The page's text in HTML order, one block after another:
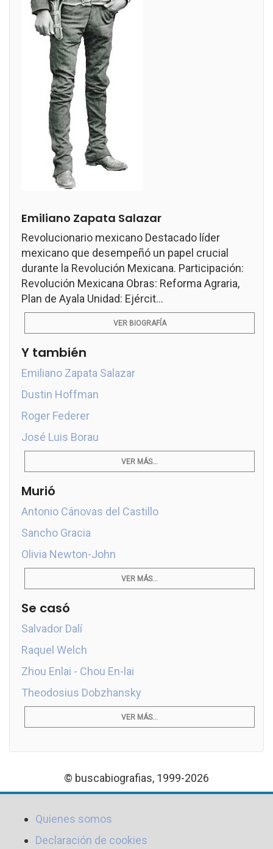
Emiliano Zapata Salazar
Revolucionario mexicano Destacado líder
mexicano que desempeñó un papel crucial
durante la Revolución Mexicana. Participación:
Revolución Mexicana Obras: Reforma Agraria,
Plan de Ayala Unidad: Ejércit...
VER BIOGRAFÍA
Y también
Emiliano Zapata Salazar
Dustin Hoffman
Roger Federer
José Luis Borau
VER MÁS...
Murió
Antonio Cánovas del Castillo
Sancho Gracia
Olivia Newton-John
VER MÁS...
Se casó
Salvador Dalí
Raquel Welch
Zhou Enlai - Chou En-lai
Theodosius Dobzhansky
VER MÁS...
© buscabiografias, 1999-2026
Quienes somos
Declaración de cookies